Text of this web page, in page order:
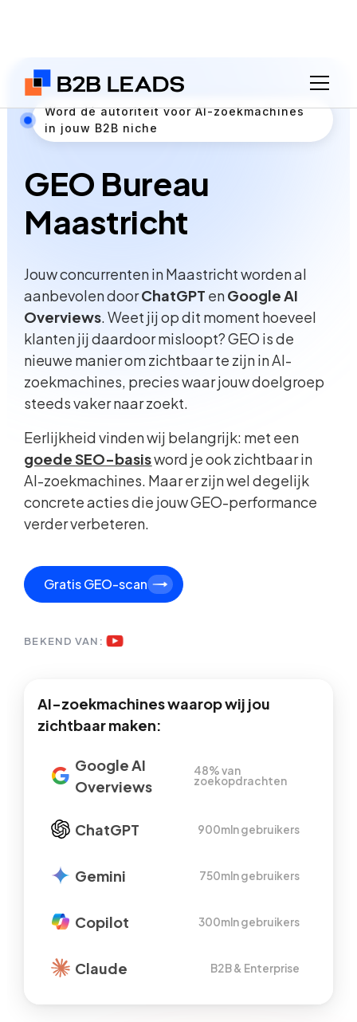
Word dé autoriteit voor AI-zoekmachines
in jouw B2B niche
GEO Bureau
Maastricht
Jouw concurrenten in Maastricht worden al
aanbevolen doorChatGPT enGoogle AI
Overviews. Weet jij op dit moment hoeveel
klanten jij daardoor misloopt? GEO is de
nieuwe manier om zichtbaar te zijn in AI-
zoekmachines, precies waar jouw doelgroep
steeds vaker naar zoekt.
Eerlijkheid vinden wij belangrijk: met een
goede SEO-basisword je ook zichtbaar in
AI-zoekmachines. Maar er zijn wel degelijk
concrete acties die jouw GEO-performance
verder verbeteren.
Gratis GEO-scan
BEKEND VAN:
AI-zoekmachines waarop wij jou
zichtbaar maken:
Google AI
Overviews
48% van
zoekopdrachten
ChatGPT 900mln gebruikers
Gemini 750mln gebruikers
Copilot 300mln gebruikers
Claude B2B & Enterprise